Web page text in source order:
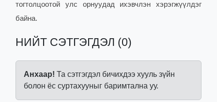
тогтолцоотой улс орнуудад ихэвчлэн хэрэгжүүлдэг
байна.
НИЙТ СЭТГЭГДЭЛ (0)
Анхаар! Та сэтгэгдэл бичихдээ хууль зүйн
болон ёс суртахууныг баримтална уу.